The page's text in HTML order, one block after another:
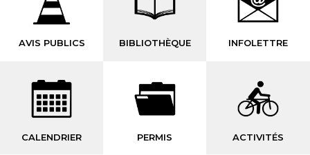
AVIS PUBLICS BIBLIOTHÈQUE INFOLETTRE
CALENDRIER PERMIS ACTIVITÉS